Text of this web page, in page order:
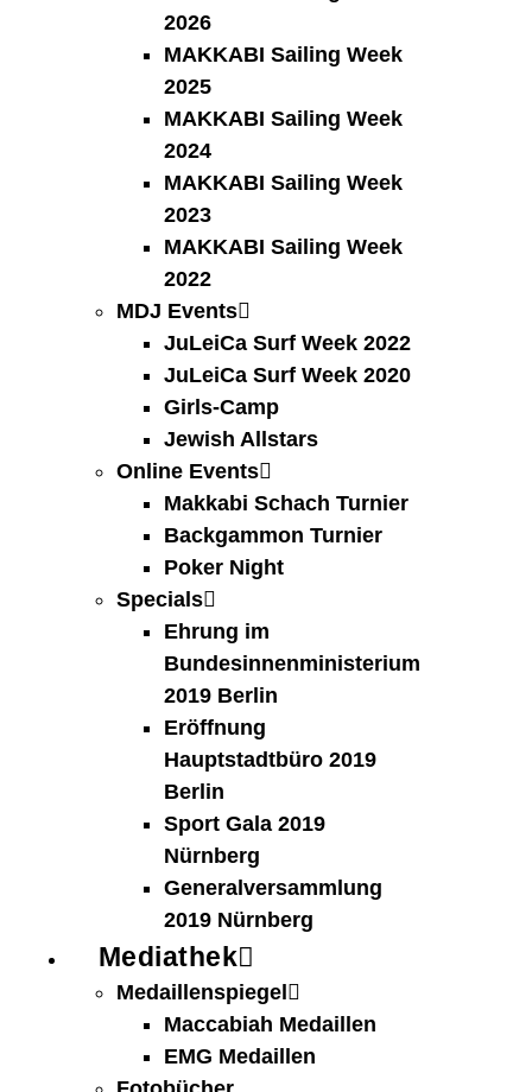
2026
MAKKABI Sailing Week
2025
MAKKABI Sailing Week
2024
MAKKABI Sailing Week
2023
MAKKABI Sailing Week
2022
MDJ Events
JuLeiCa Surf Week 2022
JuLeiCa Surf Week 2020
Girls-Camp
Jewish Allstars
Online Events
Makkabi Schach Turnier
Backgammon Turnier
Poker Night
Specials
Ehrung im
Bundesinnenministerium
2019 Berlin
Eröffnung
Hauptstadtbüro 2019
Berlin
Sport Gala 2019
Nürnberg
Generalversammlung
2019 Nürnberg
Mediathek
Medaillenspiegel
Maccabiah Medaillen
EMG Medaillen